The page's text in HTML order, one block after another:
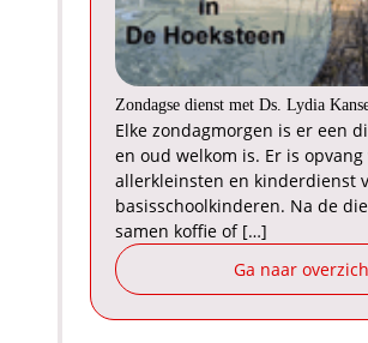
Zondagse dienst met Ds. Lydia
Elke zondagmorgen is er een
en oud welkom is. Er is
allerkleinsten en kinderdienst
basisschoolkinderen. Na de
samen koffie of […]
Ga naar